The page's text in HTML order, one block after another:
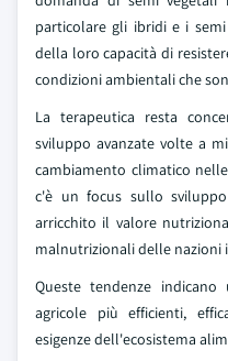
particolare gli ibridi e i
della loro capacità di
condizioni ambientali che
La terapeutica resta
sviluppo avanzate volte a
cambiamento climatico
c'è un focus sullo
arricchito il valore
malnutrizionali delle nazioni
Queste tendenze
agricole più efficienti,
esigenze dell'ecosistema